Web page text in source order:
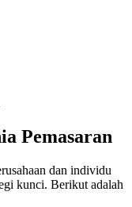
Pemasaran
dan individu
kunci. Berikut adalah